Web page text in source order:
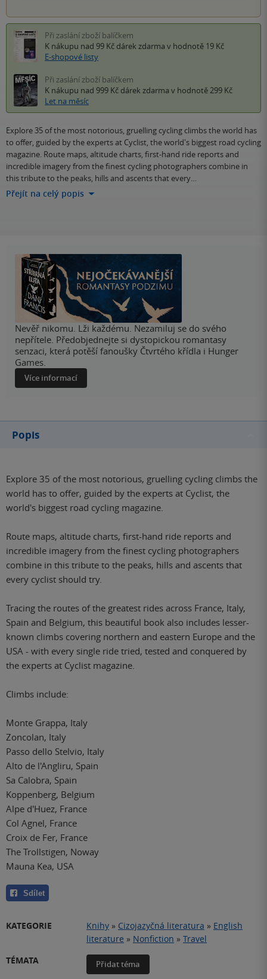
Při zaslání zboží balíčkem
K nákupu nad 99 Kč dárek zdarma v hodnotě 19 Kč
E-shopové listy
Při zaslání zboží balíčkem
K nákupu nad 999 Kč dárek zdarma v hodnotě 299 Kč
Let na měsíc
Explore 35 of the most notorious, gruelling cycling climbs the world has
to offer, guided by the experts at Cyclist, the world's biggest road cycling
magazine. Route maps, altitude charts, first-hand ride reports and
incredible imagery from the finest cycling photographers combine in
this tribute to the peaks, hills and ascents that every…
Přejít na celý popis
Nevěř nikomu. Lži každému. Nezamiluj se do svého
nepřítele. Předobjednejte si dystopickou romantasy
senzaci, která potěší fanoušky Čtvrtého křídla i Hunger
Games.
Více informací
Popis
Explore 35 of the most notorious, gruelling cycling climbs the
world has to offer, guided by the experts at Cyclist, the
world's biggest road cycling magazine.
Route maps, altitude charts, first-hand ride reports and
incredible imagery from the finest cycling photographers
combine in this tribute to the peaks, hills and ascents that
every cyclist should try.
Tracing the routes of the greatest rides across France, Italy,
Spain and Belgium, this beautiful book also includes lesser-
known climbs covering northern and eastern Europe and the
USA - with every single ride tried, tested and conquered by
the experts at Cyclist magazine.
Climbs include:
Monte Grappa, Italy
Zoncolan, Italy
Passo dello Stelvio, Italy
Alto de l'Angliru, Spain
Sa Calobra, Spain
Koppenberg, Belgium
Alpe d'Huez, France
Col Agnel, France
Croix de Fer, France
The Trollstigen, Noway
Mauna Kea, USA
Sdílet
KATEGORIE Knihy » Cizojazyčná literatura » English
literature » Nonfiction » Travel
TÉMATA
Přidat téma